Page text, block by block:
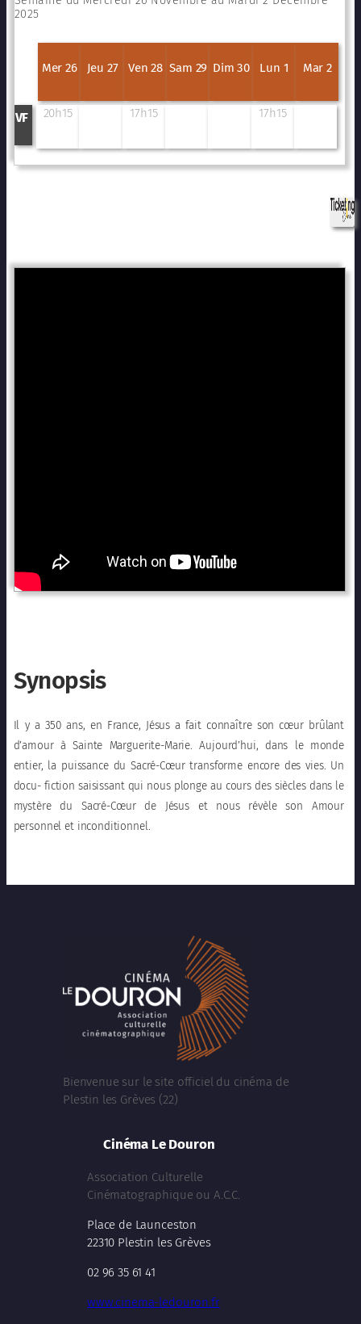
2025
Mer 26 Jeu 27 Ven 28 Sam 29 Dim 30 Lun 1 Mar 2
VF 20h15 17h15 17h15
Synopsis
Il y a 350 ans, en France, Jésus a fait connaître son cœur brûlant
d’amour à Sainte Marguerite-Marie. Aujourd’hui, dans le monde
entier, la puissance du Sacré-Cœur transforme encore des vies. Un
docu- fiction saisissant qui nous plonge au cours des siècles dans le
mystère du Sacré-Cœur de Jésus et nous révèle son Amour
personnel et inconditionnel.
Bienvenue sur le site officiel du cinéma de
Plestin les Grèves (22)
Cinéma Le Douron
Association Culturelle
Cinématographique ou A.C.C.
Place de Launceston
22310 Plestin les Grèves
02 96 35 61 41
www.cinema-ledouron.fr